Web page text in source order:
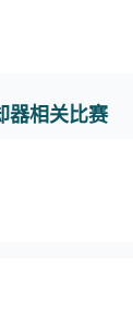
器相关比赛